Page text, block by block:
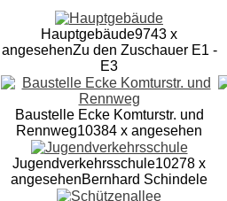
Hauptgebäude9743 x
angesehenZu den Zuschauer E1 -
E3
Baustelle Ecke Komturstr. und
Rennweg10384 x angesehen
Jugendverkehrsschule10278 x
angesehenBernhard Schindele